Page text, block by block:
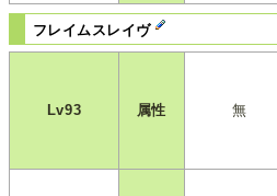
フレイムスレイヴ
Lv93 属性 無